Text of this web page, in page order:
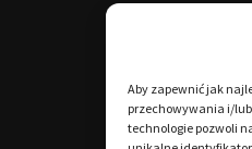
Aby zapewnić jak
przechowywania i/
technologie pozwoli